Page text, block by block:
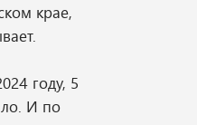
крае,
году, 5
И по